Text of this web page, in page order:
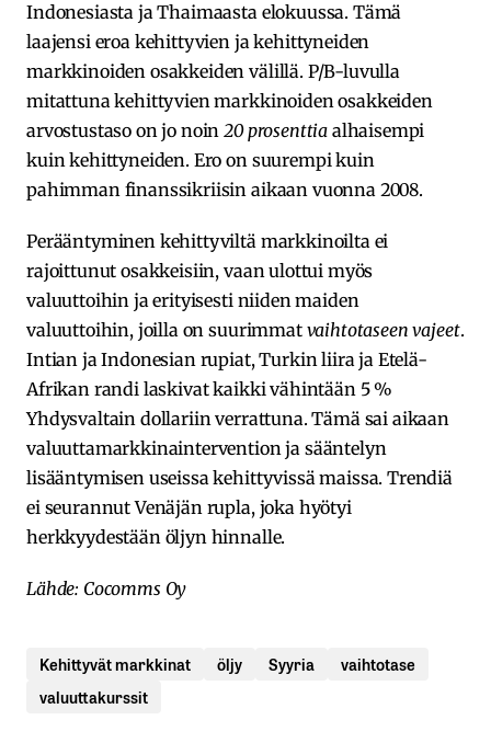
Indonesiasta ja Thaimaasta elokuussa. Tämä
laajensi eroa kehittyvien ja kehittyneiden
markkinoiden osakkeiden välillä. P/B-luvulla
mitattuna kehittyvien markkinoiden osakkeiden
arvostustaso on jo noin20 prosenttia alhaisempi
kuin kehittyneiden. Ero on suurempi kuin
pahimman finanssikriisin aikaan vuonna 2008.
Perääntyminen kehittyviltä markkinoilta ei
rajoittunut osakkeisiin, vaan ulottui myös
valuuttoihin ja erityisesti niiden maiden
valuuttoihin, joilla on suurimmat vaihtotaseen vajeet.
Intian ja Indonesian rupiat, Turkin liira ja Etelä-
Afrikan randi laskivat kaikki vähintään 5 %
Yhdysvaltain dollariin verrattuna. Tämä sai aikaan
valuuttamarkkinaintervention ja sääntelyn
lisääntymisen useissa kehittyvissä maissa. Trendiä
ei seurannut Venäjän rupla, joka hyötyi
herkkyydestään öljyn hinnalle.
Lähde: Cocomms Oy
Kehittyvät markkinat öljy Syyria
vaihtotase
valuuttakurssit